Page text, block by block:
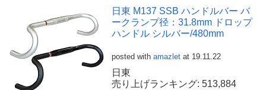
日東 M137 SSB ハンドルバー バ
ークランプ径：31.8mm ドロップ
ハンドル シルバー/480mm
posted with amazlet at 19.11.22
日東
売り上げランキング: 513,884